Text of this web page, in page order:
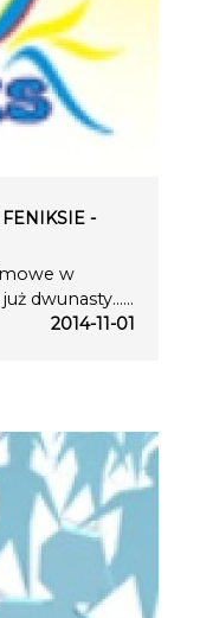
-
w
dwunasty…...
2014-11-01